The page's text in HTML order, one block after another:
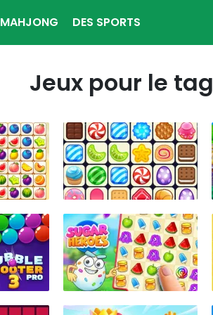
MAHJONG DES SPORTS
Jeux pour le tag